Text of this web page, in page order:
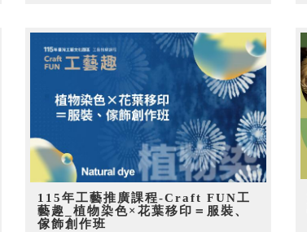
115年工藝推廣課程-Craft FUN工
藝趣_植物染色×花葉移印＝服裝、
傢飾創作班